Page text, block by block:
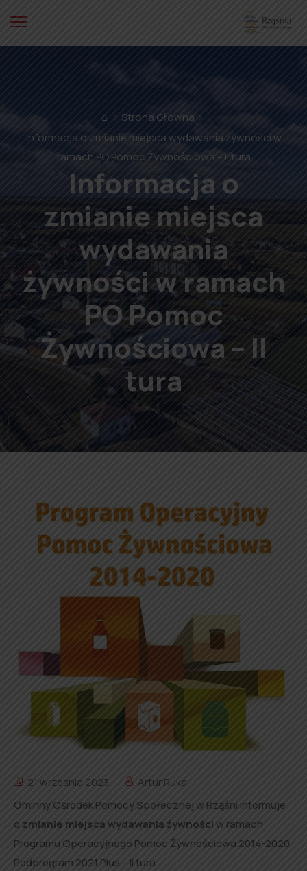
⌂
Strona Główna
Informacja o zmianie miejsca wydawania żywności w
ramach PO Pomoc Żywnościowa – II tura
Informacja o
zmianie miejsca
wydawania
żywności w ramach
PO Pomoc
Żywnościowa – II
tura
21 września 2023
Artur Ruka
Gminny Ośrodek Pomocy Społecznej w Rząśni informuje
o zmianie miejsca wydawania żywnościw ramach
Programu Operacyjnego Pomoc Żywnościowa 2014-2020
Podprogram 2021 Plus – II tura.